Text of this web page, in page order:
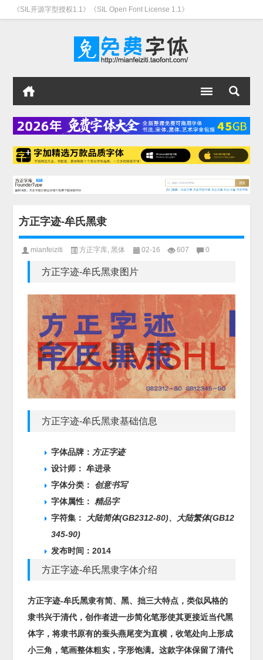
《SIL开源字型授权1.1》《SIL Open Font License 1.1》
方正字迹-牟氏黑隶
mianfeiziti 方正字库,黑体 02-16 607 0
方正字迹-牟氏黑隶图片
方正字迹-牟氏黑隶基础信息
字体品牌： 方正字迹
设计师： 牟进录
字体分类： 创意书写
字体属性：精品字
字符集：
大陆简体(GB2312-80)、
大陆繁体(GB12
345-90)
发布时间：2014
方正字迹-牟氏黑隶字体介绍
方正字迹-牟氏黑隶有简、黑、拙三大特点，类似风格的
隶书兴于清代，创作者进一步简化笔形使其更接近当代黑
体字，将隶书原有的蚕头燕尾变为直横，收笔处向上形成
小三角，笔画整体粗实，字形饱满。这款字体保留了清代